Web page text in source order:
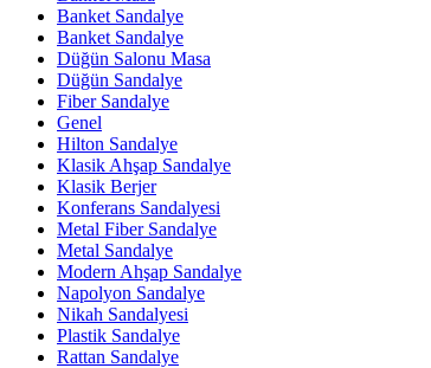
Banket Sandalye
Banket Sandalye
Düğün Salonu Masa
Düğün Sandalye
Fiber Sandalye
Genel
Hilton Sandalye
Klasik Ahşap Sandalye
Klasik Berjer
Konferans Sandalyesi
Metal Fiber Sandalye
Metal Sandalye
Modern Ahşap Sandalye
Napolyon Sandalye
Nikah Sandalyesi
Plastik Sandalye
Rattan Sandalye